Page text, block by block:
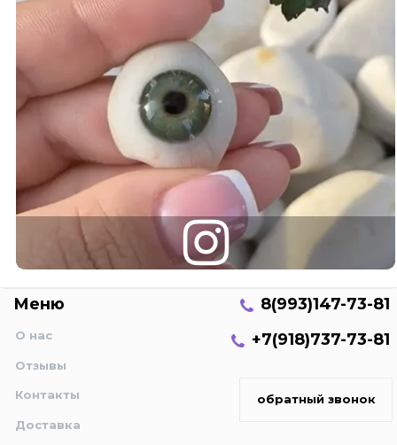
Меню
О нас
Отзывы
Контакты
Доставка
8(993)147-73-81
+7(918)737-73-81
обратный звонок